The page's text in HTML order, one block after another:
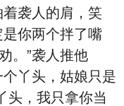
袭人的肩，笑
你两个拌了嘴
。”袭人推他
丫头，姑娘只是
头，我只拿你当